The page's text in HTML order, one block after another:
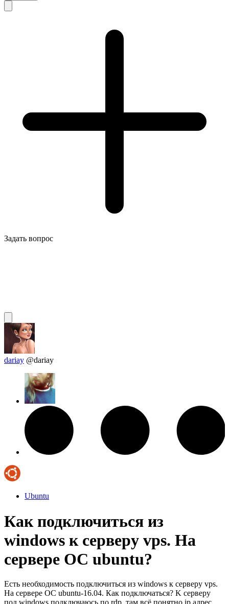
Задать вопрос
dariay @dariay
Ubuntu
Как подключиться из
windows к серверу vps. На
сервере ОС ubuntu?
Есть необходимость подключиться из windows к серверу vps.
На сервере ОС ubuntu-16.04. Как подключаться? K серверу
под windows подключаюсь по rdp, там всё понятно ip адрес,